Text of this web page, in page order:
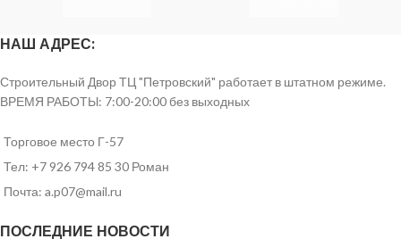
Толщина мм 50-200
Теплопроводность
-При
Материал - базальтовая минвата
дома, навесной фасад, перекрытия,
НАШ АДРЕС:
Строительный Двор ТЦ "Петровский" работает в штатном режиме.
ВРЕМЯ РАБОТЫ: 7:00-20:00 без выходных
Торговое место Г-57
Тел: +7 926 794 85 30 Роман
Почта: a.p07@mail.ru
ПОСЛЕДНИЕ НОВОСТИ